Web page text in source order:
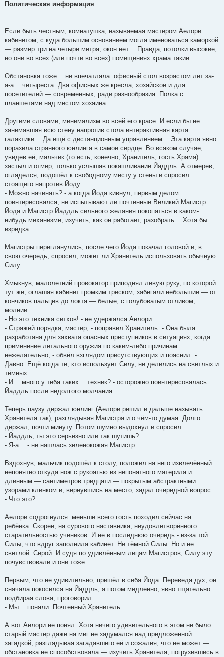
Политическая информация
Если быть честным, комнатушка, называемая мастером Аелори
кабинетом, с куда большим основанием могла именоваться каморкой
— размер три на четыре метра, окон нет… Правда, потолки высокие,
но они во всех (или почти во всех) помещениях храма такие…
Обстановка тоже… не впечатляла: офисный стол возрастом лет за-
а-а… четыреста. Два офисных же кресла, хозяйское и для
посетителей — современных, ради разнообразия. Полка с
планшетами над местом хозяина…
Другими словами, минимализм во всей его красе. И если бы не
занимавшая всю стену напротив стола интерактивная карта
галактики… Да ещё с дистанционным управлением… Эта карта явно
поразила странного юнлинга в самое сердце. Во всяком случае,
увидев её, мальчик (то есть, конечно, Хранитель, гость Храма)
застыл и отмер, только услышав покашливание Йаддль. А отмерев,
огляделся, подошёл к свободному месту у стены и спросил
стоящего напротив Йоду:
- Можно начинать? - а когда Йода кивнул, первым делом
поинтересовался, не испытывают ли почтенные Великий Магистр
Йода и Магистр Йаддль сильного желания покопаться в каком-
нибудь механизме, изучить, как он работает, разобрать… Хотя бы
изредка.
Магистры переглянулись, после чего Йода покачал головой и, в
свою очередь, спросил, может ли Хранитель использовать обычную
Силу.
Хмыкнув, малолетний провокатор приподнял левую руку, по которой
тут же, оглашая кабинет громким треском, забегали небольшие — от
кончиков пальцев до локтя — белые, с голубоватым отливом,
молнии.
- Но это техника ситхов! - не удержался Аелори.
- Стражей порядка, мастер, - поправил Хранитель. - Она была
разработана для захвата опасных преступников в ситуациях, когда
применение летального оружия по каким-либо причинам
нежелательно, - обвёл взглядом присутствующих и пояснил: -
Давно. Ещё когда те, кто использует Силу, не делились на светлых и
тёмных.
- И… много у тебя таких… техник? - осторожно поинтересовалась
Йаддль после недолгого молчания.
Теперь паузу держал юнлинг (Аелори решил и дальше называть
Хранителя так), разглядывая Магистра и о чём-то думая. Долго
держал, почти минуту. Потом шумно выдохнул и спросил:
- Йаддль, ты это серьёзно или так шутишь?
- Я-а… - не нашлась зеленокожая Магистр.
Вздохнув, мальчик подошёл к столу, положил на него извлечённый
непонятно откуда нож с рукоятью из непонятного материла и
длинным — сантиметров тридцати — покрытым абстрактными
узорами клинком и, вернувшись на место, задал очередной вопрос:
- Что это?
Аелори содрогнулся: меньше всего гость походил сейчас на
ребёнка. Скорее, на сурового наставника, неудовлетворённого
старательностью учеников. И не в последнюю очередь - из-за той
Силы, что вдруг заполнила кабинет. Не тёмной Силы. Но и не
светлой. Серой. И судя по удивлённым лицам Магистров, Силу эту
почувствовали и они тоже…
Первым, что не удивительно, пришёл в себя Йода. Переведя дух, он
сначала покосился на Йаддль, а потом медленно, явно тщательно
подбирая слова, проговорил:
- Мы… поняли. Почтенный Хранитель.
А вот Аелори не понял. Хотя ничего удивительного в этом не было:
старый мастер даже на миг не задумался над предложенной
загадкой, разглядывая загадавшего её и сожалея, что не может —
обстановка не способствовала — изучить Хранителя, погрузившись в